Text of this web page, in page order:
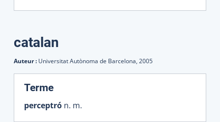
catalan
Auteur : Universitat Autònoma de Barcelona, 2005
Terme:
perceptró n. m.